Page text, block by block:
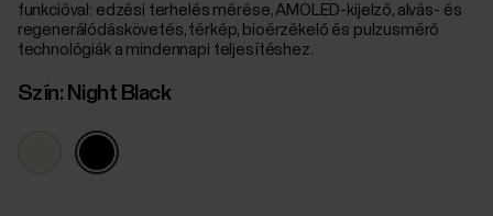
funkcióval: edzési terhelés mérése, AMOLED-kijelző, alvás- és
regenerálódáskövetés, térkép, bioérzékelő és pulzusmérő
technológiák a mindennapi teljesítéshez.
Szín: Night Black